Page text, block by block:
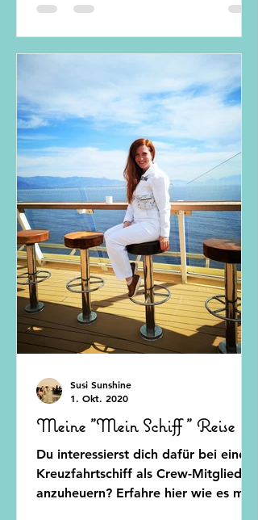
Meine "Mein Schiff " Reise
Du interessierst dich dafür bei einem
Kreuzfahrtschiff als Crew-Mitglied
anzuheuern? Erfahre hier wie es mir
Susi Sunshine
1. Okt. 2020